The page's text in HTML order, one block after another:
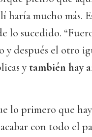
haría mucho más.
lo sucedido.
y después el otro
y también hay
lo primero que hay
con todo el